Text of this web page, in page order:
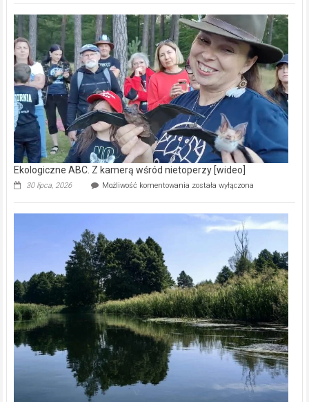
–
prawdziwy
skarb
natury
[wideo]
Ekologiczne ABC. Z kamerą wśród nietoperzy [wideo]
30 lipca, 2026 Możliwość komentowania Ekologiczne
kamerą
wśród
została wyłączona